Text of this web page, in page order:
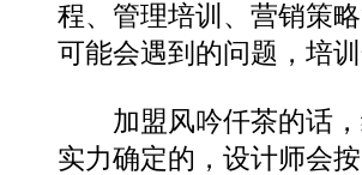
程、管理培训、营销策
可能会遇到的问题，培
加盟风吟仟茶的话，
实力确定的，设计师会